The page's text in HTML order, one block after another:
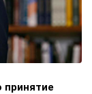
принятие